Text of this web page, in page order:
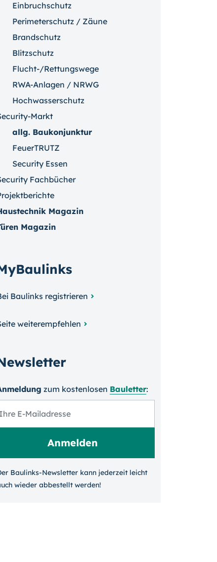
Einbruchschutz
Perimeterschutz / Zäune
Brandschutz
Blitzschutz
Flucht-/Rettungswege
RWA-Anlagen / NRWG
Hochwasserschutz
Markt
allg. Baukonjunktur
FeuerTRUTZ
Security Essen
Fachbücher
Magazin
Magazin
Baulinks registrieren
weiterempfehlen
zum kosten­losen Bauletter:
Baulinks-Newsletter kann jeder­zeit leicht
wieder ab­bestellt werden!